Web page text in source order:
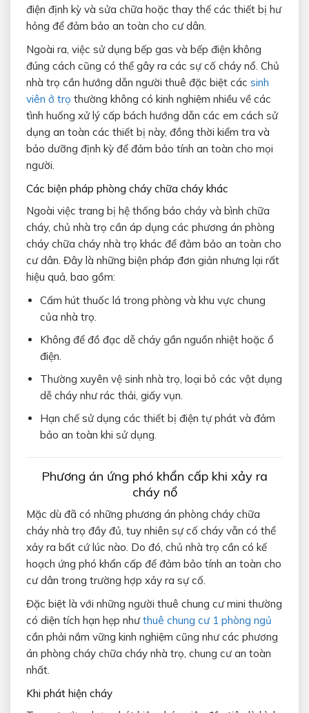
điện định kỳ và sửa chữa hoặc thay thế các thiết bị hư
hỏng để đảm bảo an toàn cho cư dân.
Ngoài ra, việc sử dụng bếp gas và bếp điện không
đúng cách cũng có thể gây ra các sự cố cháy nổ. Chủ
nhà trọ cần hướng dẫn người thuê đặc biệt các sinh
viên ở trọ thường không có kinh nghiệm nhiều về các
tình huống xử lý cấp bách hướng dẫn các em cách sử
dụng an toàn các thiết bị này, đồng thời kiểm tra và
bảo dưỡng định kỳ để đảm bảo tính an toàn cho mọi
người.
Các biện pháp phòng cháy chữa cháy khác
Ngoài việc trang bị hệ thống báo cháy và bình chữa
cháy, chủ nhà trọ cần áp dụng các phương án phòng
cháy chữa cháy nhà trọ khác để đảm bảo an toàn cho
cư dân. Đây là những biện pháp đơn giản nhưng lại rất
hiệu quả, bao gồm:
Cấm hút thuốc lá trong phòng và khu vực chung
của nhà trọ.
Không để đồ đạc dễ cháy gần nguồn nhiệt hoặc ổ
điện.
Thường xuyên vệ sinh nhà trọ, loại bỏ các vật dụng
dễ cháy như rác thải, giấy vụn.
Hạn chế sử dụng các thiết bị điện tự phát và đảm
bảo an toàn khi sử dụng.
Phương án ứng phó khẩn cấp khi xảy ra
cháy nổ
Mặc dù đã có những phương án phòng cháy chữa
cháy nhà trọ đầy đủ, tuy nhiên sự cố cháy vẫn có thể
xảy ra bất cứ lúc nào. Do đó, chủ nhà trọ cần có kế
hoạch ứng phó khẩn cấp để đảm bảo tính an toàn cho
cư dân trong trường hợp xảy ra sự cố.
Đặc biệt là với những người thuê chung cư mini thường
có diện tích hạn hẹp nhưthuê chung cư 1 phòng ngủ
cần phải nắm vững kinh nghiệm cũng như các phương
án phòng cháy chữa cháy nhà trọ, chung cư an toàn
nhất.
Khi phát hiện cháy